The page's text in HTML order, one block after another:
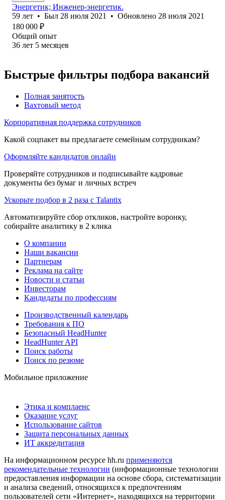
Энергетик; Инженер-энергетик.
59 лет • Был 28 июля 2021 • Обновлено 28 июля 2021
180 000 ₽
Общий опыт
36 лет 5 месяцев
Быстрые фильтры подбора вакансий
Полная занятость
Вахтовый метод
Корпоративная поддержка сотрудников
Какой соцпакет вы предлагаете семейным сотрудникам?
Оформляйте кандидатов онлайн
Проверяйте сотрудников и подписывайте кадровые
документы без бумаг и личных встреч
Ускорьте подбор в 2 раза с Talantix
Автоматизируйте сбор откликов, настройте воронку,
собирайте аналитику в 2 клика
О компании
Наши вакансии
Партнерам
Реклама на сайте
Новости и статьи
Инвесторам
Кандидаты по профессиям
Производственный календарь
Требования к ПО
Безопасный HeadHunter
HeadHunter API
Поиск работы
Поиск по резюме
Мобильное приложение
Этика и комплаенс
Оказание услуг
Использование сайтов
Защита персональных данных
ИТ аккредитация
На информационном ресурсе hh.ru применяются
рекомендательные технологии (информационные технологии
предоставления информации на основе сбора, систематизации
и анализа сведений, относящихся к предпочтениям
пользователей сети «Интернет», находящихся на территории